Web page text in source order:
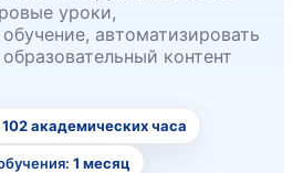
уроки,
автоматизировать
контент
102 академических часа
1 месяц